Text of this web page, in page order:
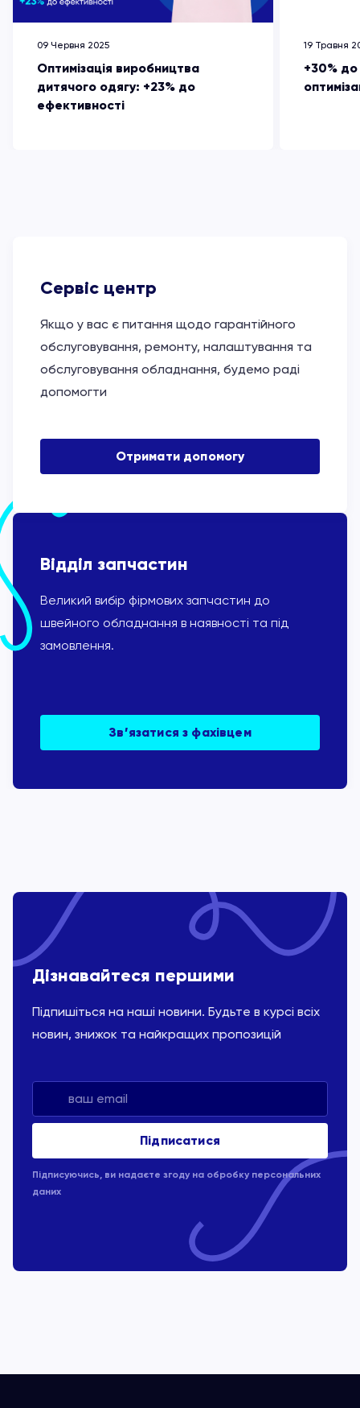
09 Червня 2025
Оптимізація виробництва
дитячого одягу: +23% до
ефективності
19 Травня
+30%
Сервіс центр
Якщо у вас є питання щодо гарантійного
обслуговування, ремонту, налаштування та
обслуговування обладнання, будемо раді
допомогти
Отримати допомогу
Відділ запчастин
Великий вибір фірмових запчастин до
швейного обладнання в наявності та під
замовлення.
Зв’язатися з фахівцем
Дізнавайтеся першими
Підпишіться на наші новини. Будьте в курсі всіх
новин, знижок та найкращих пропозицій
Підписуючись, ви надаєте згоду на обробку персональних
даних